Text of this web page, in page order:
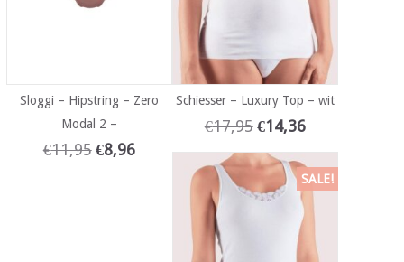
Sloggi – Hipstring – Zero
Modal 2 –
€11,95 €8,96
Schiesser – Luxury Top – wit
€17,95 €14,36
SALE!